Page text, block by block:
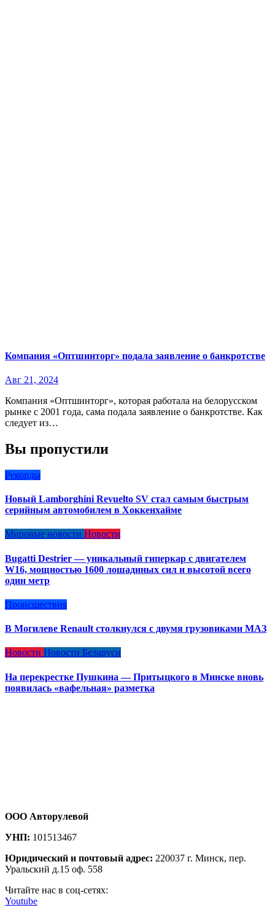
Компания «Оптшинторг» подала заявление о банкротстве
Авг 21, 2024
Компания «Оптшинторг», которая работала на белорусском
рынке с 2001 года, сама подала заявление о банкротстве. Как
следует из…
Вы пропустили
Рекорды
Новый Lamborghini Revuelto SV стал самым быстрым
серийным автомобилем в Хоккенхайме
Мировые новости Новости
Bugatti Destrier — уникальный гиперкар с двигателем
W16, мощностью 1600 лошадиных сил и высотой всего
один метр
Происшествия
В Могилеве Renault столкнулся с двумя грузовиками МАЗ
Новости Новости Беларуси
На перекрестке Пушкина — Притыцкого в Минске вновь
появилась «вафельная» разметка
ООО Авторулевой
УНП: 101513467
Юридический и почтовый адрес: 220037 г. Минск, пер.
Уральский д.15 оф. 558
Читайте нас в соц-сетях:
Youtube